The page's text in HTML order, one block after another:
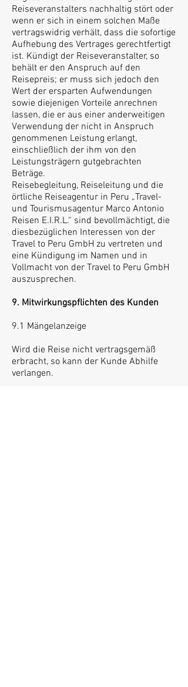
Reiseveranstalters nachhaltig stört oder
wenn er sich in einem solchen Maße
vertragswidrig verhält, dass die sofortige
Aufhebung des Vertrages gerechtfertigt
ist. Kündigt der Reiseveranstalter, so
behält er den Anspruch auf den
Reisepreis; er muss sich jedoch den
Wert der ersparten Aufwendungen
sowie diejenigen Vorteile anrechnen
lassen, die er aus einer anderweitigen
Verwendung der nicht in Anspruch
genommenen Leistung erlangt,
einschließlich der ihm von den
Leistungsträgern gutgebrachten
Beträge.
Reisebegleitung, Reiseleitung und die
örtliche Reiseagentur in Peru „Travel-
und Tourismusagentur Marco Antonio
Reisen E.I.R.L.“ sind bevollmächtigt, die
diesbezüglichen Interessen von der
Travel to Peru GmbH zu vertreten und
eine Kündigung im Namen und in
Vollmacht von der Travel to Peru GmbH
auszusprechen.
9. Mitwirkungspflichten des Kunden
9.1 Mängelanzeige
Wird die Reise nicht vertragsgemäß
erbracht, so kann der Kunde Abhilfe
verlangen.